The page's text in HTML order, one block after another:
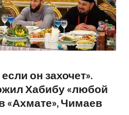
он захочет».
Хабибу «любой
«Ахмате», Чимаев